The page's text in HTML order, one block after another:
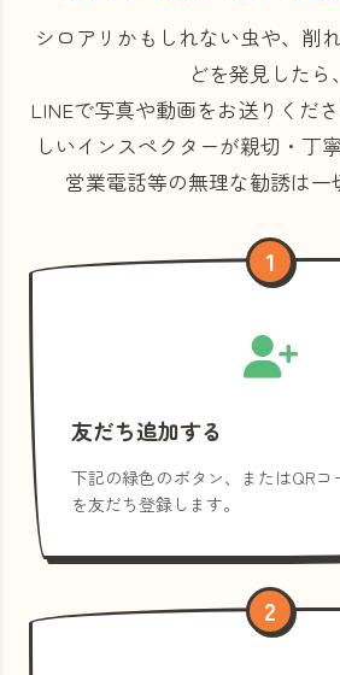
シロアリかもしれない虫や、削
どを発見したら、
LINEで写真や動画をお送りくださ
しいインスペクターが親切・丁
営業電話等の無理な勧誘は一
1
友だち追加する
下記の緑色のボタン、またはQRコ
を友だち登録します。
2